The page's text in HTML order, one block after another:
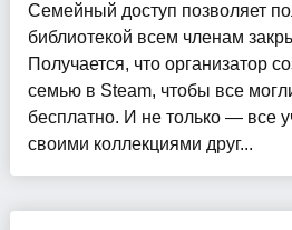
Семейный доступ позволяет
библиотекой всем членам
Получается, что организатор
семью в Steam, чтобы все
бесплатно. И не только — все
своими коллекциями друг...